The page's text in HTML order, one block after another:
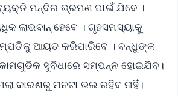
ମନ୍ଦିର ଭ୍ରମଣ ପାଇଁ ଯିବେ ।
ଲାଭବାନ୍ ହେବେ । ଗୃହସମସ୍ୟାକୁ
ଆୟତ କରିପାରିବେ । ବନ୍ଧୁଙ୍କ
ସୁବିଧାରେ ସମ୍ପନ୍ନ ହୋଇଯିବ।
କାରଣରୁ ମନଟା ଭଲ ରହିବ ନାହିଁ।